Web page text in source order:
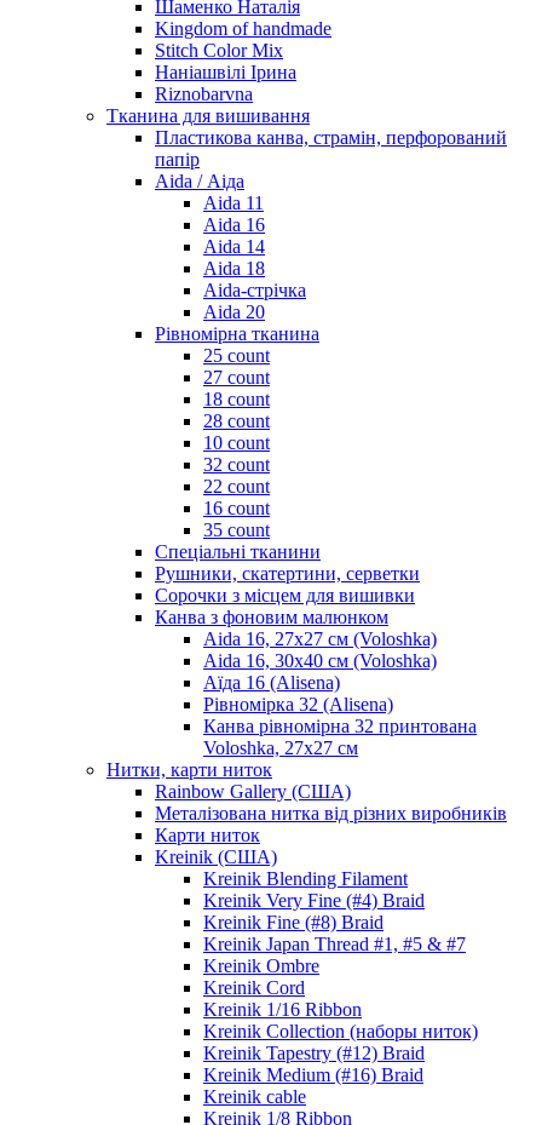
Шаменко Наталія
Kingdom of handmade
Stitch Color Mix
Наніашвілі Ірина
Riznobarvna
Тканина для вишивання
Пластикова канва, страмін, перфорований
папір
Aida / Аіда
Aida 11
Aida 16
Aida 14
Aida 18
Aida-стрічка
Aida 20
Рівномірна тканина
25 count
27 count
18 count
28 count
10 count
32 count
22 count
16 count
35 count
Спеціальні тканини
Рушники, скатертини, серветки
Сорочки з місцем для вишивки
Канва з фоновим малюнком
Aida 16, 27х27 см (Voloshka)
Aida 16, 30х40 см (Voloshka)
Аїда 16 (Alisena)
Рівномірка 32 (Alisena)
Канва рівномірна 32 принтована
Voloshka, 27х27 см
Нитки, карти ниток
Rainbow Gallery (США)
Металізована нитка від різних виробників
Карти ниток
Kreinik (США)
Kreinik Blending Filament
Kreinik Very Fine (#4) Braid
Kreinik Fine (#8) Braid
Kreinik Japan Thread #1, #5 & #7
Kreinik Ombre
Kreinik Cord
Kreinik 1/16 Ribbon
Kreinik Collection (наборы ниток)
Kreinik Tapestry (#12) Braid
Kreinik Medium (#16) Braid
Kreinik cable
Kreinik 1/8 Ribbon